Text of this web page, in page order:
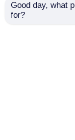
Good day, what
for?